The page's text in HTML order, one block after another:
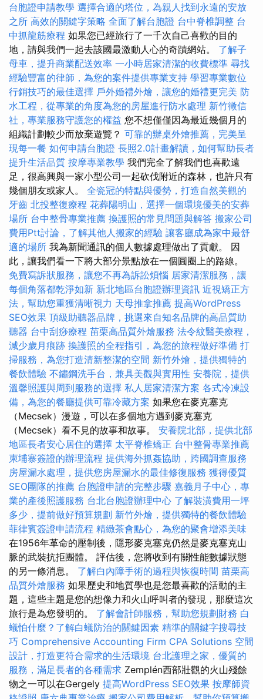
台胞證申請教學 選擇合適的塔位，為親人找到永遠的安放
之所 高效的關鍵字策略 全面了解台胞證 台中脊椎調整 台
中抓龍筋療程 如果您已經旅行了一千次自己喜歡的目的
地，請與我們一起去該國最激動人心的奇蹟網站。 了解子
母車，提升商業配送效率 一小時居家清潔的收費標準 尋找
經驗豐富的律師，為您的案件提供專業支持 學習專業數位
行銷技巧的最佳選擇 戶外婚禮外燴，讓您的婚禮更完美 防
水工程，從專業的角度為您的房屋進行防水處理 新竹徵信
社，專業服務守護您的權益 您不想僅僅因為最近幾個月的
組織計劃較少而放棄遊覽？ 可靠的辦桌外燴推薦，完美呈
現每一餐 如何申請台胞證 長照2.0計畫解讀，如何幫助長者
提升生活品質 按摩專業教學 我們完全了解我們也喜歡遠
足，很高興與一家小型公司一起砍伐附近的森林，也許只有
幾個朋友或家人。 全瓷冠的特點與優勢，打造自然美觀的
牙齒 北投整復療程 花葬陽明山，選擇一個環境優美的安葬
場所 台中整骨專業推薦 換護照的常見問題與解答 搬家公司
費用Ptt討論，了解其他人搬家的經驗 讓客廳成為家中最舒
適的場所 我為新聞通訊的個人數據處理做出了貢獻。 因
此，讓我們看一下將大部分景點放在一個圓圈上的路線。
免費寫訴狀服務，讓您不再為訴訟煩惱 居家清潔服務，讓
每個角落都乾淨如新 新北地區台胞證辦理資訊 近視矯正方
法，幫助您重獲清晰視力 天母推拿推薦 提高WordPress
SEO效果 頂級助聽器品牌，挑選來自知名品牌的高品質助
聽器 台中刮痧療程 苗栗高品質外燴服務 法令紋醫美療程，
減少歲月痕跡 換護照的全程指引，為您的旅程做好準備 打
掃服務，為您打造清新整潔的空間 新竹外燴，提供獨特的
餐飲體驗 不鏽鋼洗手台，兼具美觀與實用性 安養院，提供
溫馨照護與周到服務的選擇 私人居家清潔方案 各式冷凍設
備，為您的餐廳提供可靠冷藏方案 如果您在麥克塞克
（Mecsek）漫遊，可以在多個地方遇到麥克塞克
（Mecsek）看不見的故事和故事。 安養院北部，提供北部
地區長者安心居住的選擇 太平脊椎矯正 台中整骨專業推薦
柬埔寨簽證的辦理流程 提供海外抓姦協助，跨國調查服務
房屋漏水處理，提供您房屋漏水的最佳修復服務 獲得優質
SEO團隊的推薦 台胞證申請的完整步驟 嘉義月子中心，專
業的產後照護服務 台北台胞證辦理中心 了解裝潢費用一坪
多少，提前做好預算規劃 新竹外燴，提供獨特的餐飲體驗
菲律賓簽證申請流程 精緻茶會點心，為您的聚會增添美味
在1956年革命的壓制後，隱形麥克塞克仍然是麥克塞克山
脈的武裝抗拒團體。 評估後，您將收到有關性能數據狀態
的另一條消息。 了解白內障手術的過程與恢復時間 苗栗高
品質外燴服務 如果歷史和地質學也是您最喜歡的活動的主
題，這些主題是您的想像力和火山呼叫者的發現，那麼這次
旅行是為您發明的。 了解會計師服務，幫助您規劃財務 白
蟻怕什麼？了解白蟻防治的關鍵因素 精準的關鍵字搜尋技
巧 Comprehensive Accounting Firm CPA Solutions 空間
設計，打造更符合需求的生活環境 台北護理之家，優質的
服務，滿足長者的各種需求 Zemplén西部壯觀的火山殘餘
物之一可以在Gergely 提高WordPress SEO效果 按摩師資